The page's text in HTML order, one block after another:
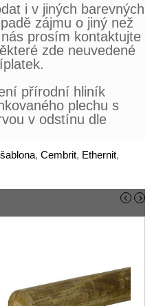
i v jiných barevných
zájmu o jiný než
prosím kontaktujte
zde neuvedené
přírodní hliník
plechu s
v odstínu dle
šablona, Cembrit, Ethernit,